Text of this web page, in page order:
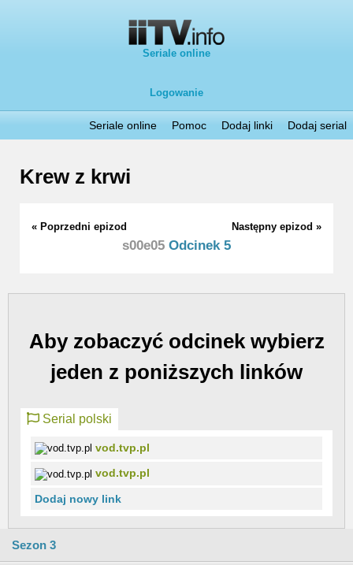
Seriale online
Logowanie
Seriale online Pomoc Dodaj linki Dodaj serial
Krew z krwi
« Poprzedni epizod Następny epizod »
s00e05 Odcinek 5
Aby zobaczyć odcinek wybierz
jeden z poniższych linków
Serial polski
vod.tvp.pl
vod.tvp.pl
Dodaj nowy link
Sezon 3